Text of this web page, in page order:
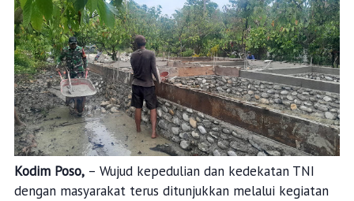
Kodim Poso, – Wujud kepedulian dan kedekatan TNI
dengan masyarakat terus ditunjukkan melalui kegiatan